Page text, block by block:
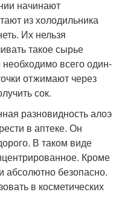
начинают
из холодильника
Их нельзя
такое сырье
всего один-
отжимают через
сок.
разновидность алоэ
в аптеке. Он
В таком виде
Кроме
абсолютно безопасно.
в косметических